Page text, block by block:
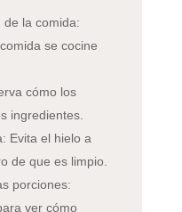
la comida:
se cocine
cómo los
ingredientes.
Evita el hielo a
de que es limpio.
porciones:
ver cómo